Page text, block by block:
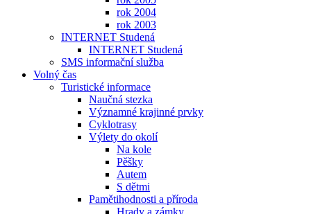
rok 2004
rok 2003
INTERNET Studená
INTERNET Studená
SMS informační služba
Volný čas
Turistické informace
Naučná stezka
Významné krajinné prvky
Cyklotrasy
Výlety do okolí
Na kole
Pěšky
Autem
S dětmi
Pamětihodnosti a příroda
Hrady a zámky